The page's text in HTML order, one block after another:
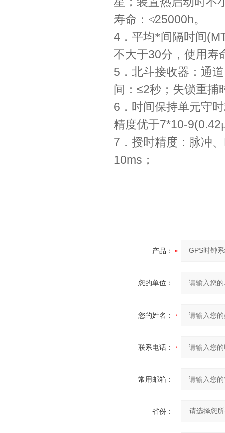
寿命：≮25000h。
4 ．平均*间隔时间
不大于30分，使用寿
5 ．北斗接收器：通
间： ≤2秒；失锁重捕
6 ．时间保持单元守
精度优于7*10-9(0.42
7 ．授时精度：脉冲、
10ms ；
产品：
您的单位：
您的姓名：
联系电话：
常用邮箱：
省份：